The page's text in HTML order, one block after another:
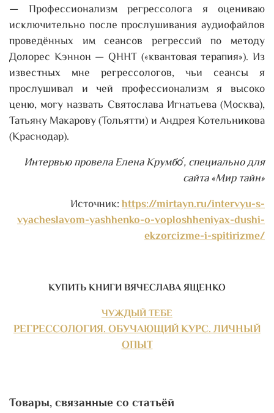
— Профессионализм регрессолога я оцениваю
исключительно после прослушивания аудиофайлов
проведённых им сеансов регрессий по методу
Долорес Кэннон — QHHT («квантовая терапия»). Из
известных мне регрессологов, чьи сеансы я
прослушивал и чей профессионализм я высоко
ценю, могу назвать Святослава Игнатьева (Москва),
Татьяну Макарову (Тольятти) и Андрея Котельникова
(Краснодар).
Интервью провела Елена Крумбо́, специально для
сайта «Мир тайн»
Источник:https://mirtayn.ru/intervyu-s-
vyacheslavom-yashhenko-o-voploshheniyax-dushi-
ekzorcizme-i-spitirizme/
КУПИТЬ КНИГИ ВЯЧЕСЛАВА ЯЩЕНКО
ЧУЖДЫЙ ТЕБЕ
РЕГРЕССОЛОГИЯ. ОБУЧАЮЩИЙ КУРС. ЛИЧНЫЙ
ОПЫТ
Товары, связанные со статьёй